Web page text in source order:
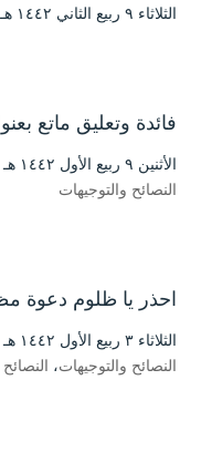
الثلاثاء ۹ ربيع الثاني ۱٤٤۲ هـ الموافق ۲٤ نوفمبر ۲۰۲۰ مـ |
فائدة وتعليق ماتع
الأثنين ۹ ربيع الأول ۱٤٤۲ هـ الموافق ۲٦ أكتوبر ۲۰۲۰ مـ |
النصائح والتوجيهات
احذر يا ظلوم دعوة
الثلاثاء ۳ ربيع الأول ۱٤٤۲ هـ الموافق ۲۰ أكتوبر ۲۰۲۰ مـ |
النصائح والتوجيهات،